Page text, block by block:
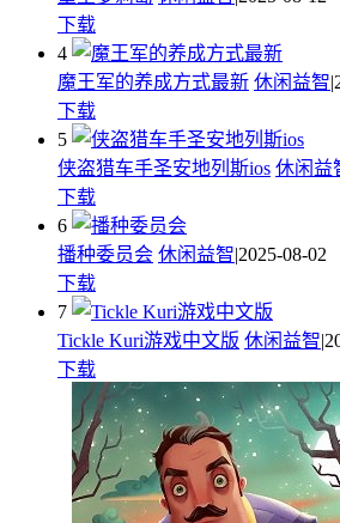
下载
4
魔王军的养成方式最新 休闲益智
下载
5
侠盗猎车手圣安地列斯ios 休闲益
下载
6
播种委员会 休闲益智|2025-08-02
下载
7
Tickle Kuri游戏中文版 休闲益智
下载